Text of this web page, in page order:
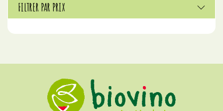
FILTRER PAR PRIX